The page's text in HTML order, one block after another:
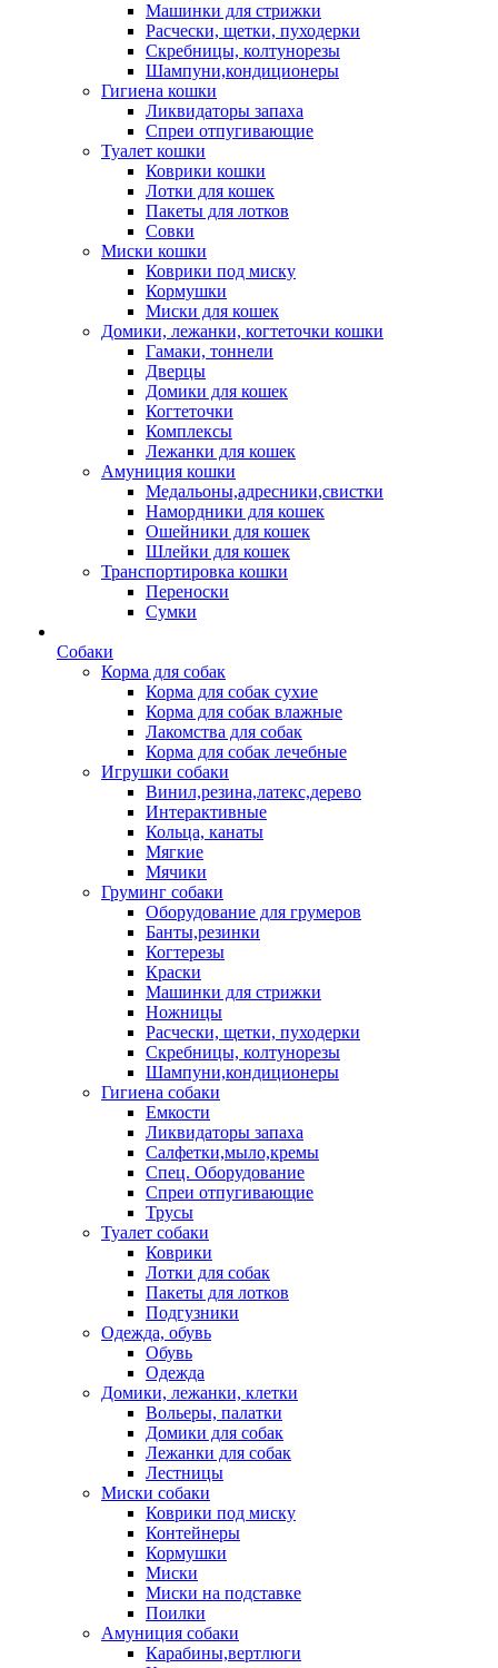
Машинки для стрижки
Расчески, щетки, пуходерки
Скребницы, колтунорезы
Шампуни,кондиционеры
Гигиена кошки
Ликвидаторы запаха
Спреи отпугивающие
Туалет кошки
Коврики кошки
Лотки для кошек
Пакеты для лотков
Совки
Миски кошки
Коврики под миску
Кормушки
Миски для кошек
Домики, лежанки, когтеточки кошки
Гамаки, тоннели
Дверцы
Домики для кошек
Когтеточки
Комплексы
Лежанки для кошек
Амуниция кошки
Медальоны,адресники,свистки
Намордники для кошек
Ошейники для кошек
Шлейки для кошек
Транспортировка кошки
Переноски
Сумки
Собаки
Корма для собак
Корма для собак сухие
Корма для собак влажные
Лакомства для собак
Корма для собак лечебные
Игрушки собаки
Винил,резина,латекс,дерево
Интерактивные
Кольца, канаты
Мягкие
Мячики
Груминг собаки
Оборудование для грумеров
Банты,резинки
Когтерезы
Краски
Машинки для стрижки
Ножницы
Расчески, щетки, пуходерки
Скребницы, колтунорезы
Шампуни,кондиционеры
Гигиена собаки
Емкости
Ликвидаторы запаха
Салфетки,мыло,кремы
Спец. Оборудование
Спреи отпугивающие
Трусы
Туалет собаки
Коврики
Лотки для собак
Пакеты для лотков
Подгузники
Одежда, обувь
Обувь
Одежда
Домики, лежанки, клетки
Вольеры, палатки
Домики для собак
Лежанки для собак
Лестницы
Миски собаки
Коврики под миску
Контейнеры
Кормушки
Миски
Миски на подставке
Поилки
Амуниция собаки
Карабины,вертлюги